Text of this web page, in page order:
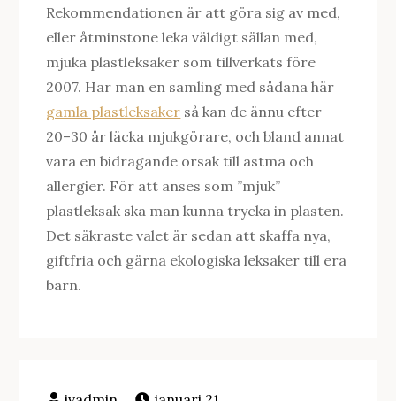
Rekommendationen är att göra sig av med,
eller åtminstone leka väldigt sällan med,
mjuka plastleksaker som tillverkats före
2007. Har man en samling med sådana här
gamla plastleksaker så kan de ännu efter
20–30 år läcka mjukgörare, och bland annat
vara en bidragande orsak till astma och
allergier. För att anses som ”mjuk”
plastleksak ska man kunna trycka in plasten.
Det säkraste valet är sedan att skaffa nya,
giftfria och gärna ekologiska leksaker till era
barn.